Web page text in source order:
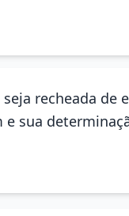
recheada de
sua